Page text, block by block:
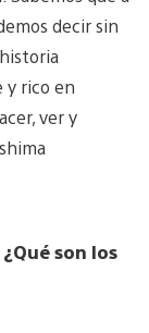
decir sin
y rico en
ver y
son los